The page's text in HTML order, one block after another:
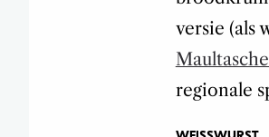
versie (als
regionale